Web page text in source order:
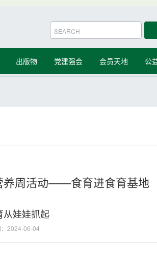
出版物 党建强会 会员天地 公
养周活动——食育进食育基地
娃娃抓起
2024-06-04